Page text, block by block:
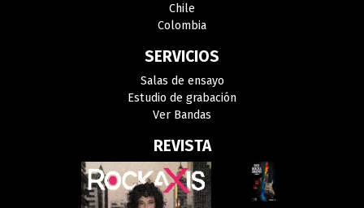
Chile
Colombia
SERVICIOS
Salas de ensayo
Estudio de grabación
Ver Bandas
REVISTA